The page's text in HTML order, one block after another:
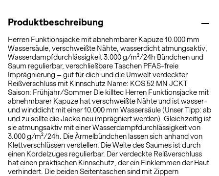
Produktbeschreibung
Herren Funktionsjacke mit abnehmbarer Kapuze 10.000 mm
Wassersäule, verschweißte Nähte, wasserdicht atmungsaktiv,
Wasserdampfdurchlässigkeit 3.000 g/m²/24h Bündchen und
Saum regulierbar, verschließbare Taschen PFAS-freie
Imprägnierung – gut für dich und die Umwelt verdeckter
Reißverschluss mit Kinnschutz Name: KOS 52 MN JCKT
Saison: Frühjahr/Sommer Die killtec Herren Funktionsjacke mit
abnehmbarer Kapuze hat verschweißte Nähte und ist wasser-
und winddicht mit einer 10.000 mm Wassersäule (Unser Tipp: ab
und zu sollte die Jacke neu imprägniert werden). Gleichzeitig ist
sie atmungsaktiv mit einer Wasserdampfdurchlässigkeit von
3.000 g/m²/24h. Die Ärmelbündchen lassen sich anhand von
Klettverschlüssen verstellen. Die Weite des Saumes ist durch
einen Kordelzuges regulierbar. Der verdeckte Reißverschluss
hat einen praktischen Kinnschutz, der ein Einklemmen der Haut
verhindert. Die beiden Seitentaschen sind mit Zippern